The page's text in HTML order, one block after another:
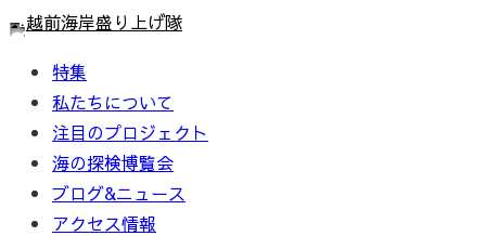
内
特集
私たちについて
注目のプロジェクト
海の探検博覧会
ブログ&ニュース
アクセス情報